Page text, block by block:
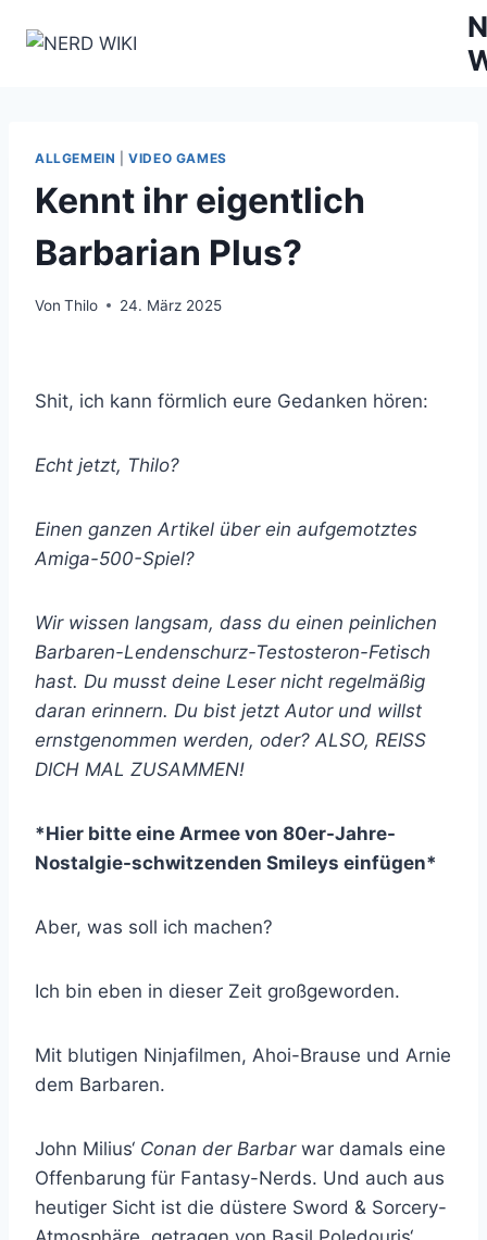
Inhalt
ALLGEMEIN |VIDEO GAMES
Kennt ihr eigentlich
Barbarian Plus?
Von Thilo 24. März 2025
Shit, ich kann förmlich eure Gedanken hören:
Echt jetzt, Thilo?
Einen ganzen Artikel über ein aufgemotztes
Amiga-500-Spiel?
Wir wissen langsam, dass du einen peinlichen
Barbaren-Lendenschurz-Testosteron-Fetisch
hast. Du musst deine Leser nicht regelmäßig
daran erinnern. Du bist jetzt Autor und willst
ernstgenommen werden, oder? ALSO, REISS
DICH MAL ZUSAMMEN!
*Hier bitte eine Armee von 80er-Jahre-
Nostalgie-schwitzenden Smileys einfügen*
Aber, was soll ich machen?
Ich bin eben in dieser Zeit großgeworden.
Mit blutigen Ninjafilmen, Ahoi-Brause und Arnie
dem Barbaren.
John Milius‘ Conan der Barbarwar damals eine
Offenbarung für Fantasy-Nerds. Und auch aus
heutiger Sicht ist die düstere Sword & Sorcery-